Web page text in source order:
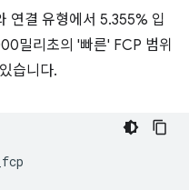
연결 유형에서 5.355% 입
밀리초의 '빠른' FCP 범위
습니다.